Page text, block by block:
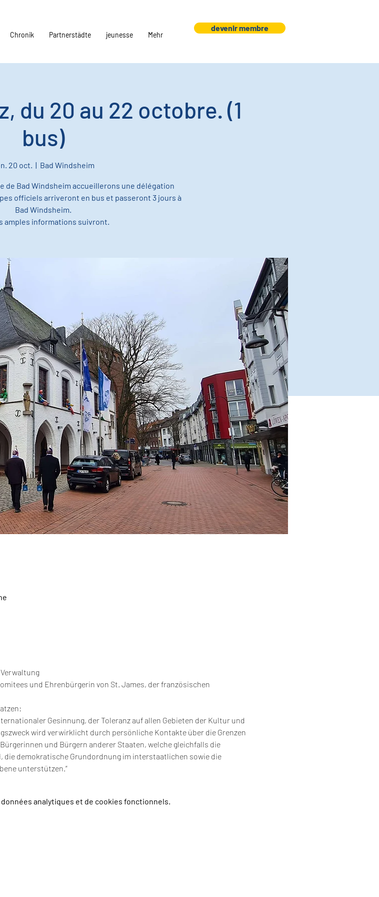
Chronik Partnerstädte jeunesse Mehr
devenir membre
du 20 au 22 octobre. (1
bus)
20 oct.
  |
Bad Windsheim
de Bad Windsheim accueillerons une délégation
officiels arriveront en bus et passeront 3 jours à
Bad Windsheim.
amples informations suivront.
und Ehrenbürgerin von St. James, der französischen
Gesinnung, der Toleranz auf allen Gebieten der Kultur und
wird verwirklicht durch persönliche Kontakte über die Grenzen
und Bürgern anderer Staaten, welche gleichfalls die
demokratische Grundordnung im interstaatlichen sowie die
unterstützen.“
analytiques et de cookies fonctionnels.